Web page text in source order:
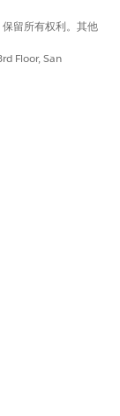
留所有权利。其他
Floor, San